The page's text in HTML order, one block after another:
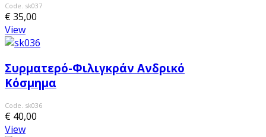
Code. sk037
€ 35,00
View
Συρματερό-Φιλιγκράν Ανδρικό
Κόσμημα
Code. sk036
€ 40,00
View